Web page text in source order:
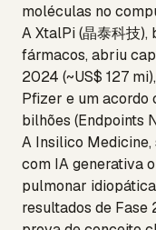
moléculas no
A XtalPi (晶泰科技
fármacos, abriu
2024 (~US$ 127
Pfizer e um acordo
bilhões (Endpoints
A Insilico Medicine,
com IA generativa
pulmonar
resultados de